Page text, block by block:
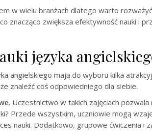
w wielu branżach dlatego warto
znacząco zwiększa efektywność nauki i
języka
angielskiego mają do wyboru kilka
znaleźć coś odpowiedniego dla siebie.
. Uczestnictwo w takich zajęciach
Przede wszystkim, uczniowie mogą
nauki. Dodatkowo, grupowe ćwiczenia i